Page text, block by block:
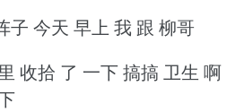
子 今天 早上 我 跟 柳哥
收拾 了 一下 搞搞 卫生 啊